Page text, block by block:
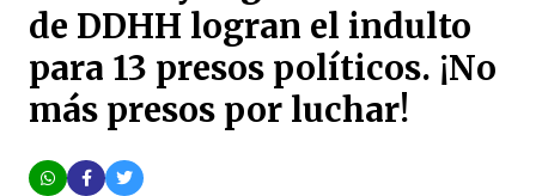
de DDHH logran el indulto
para 13 presos políticos. ¡No
más presos por luchar!